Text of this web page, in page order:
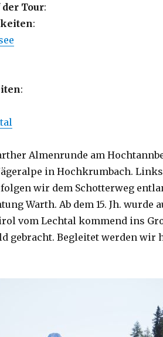
Tour:
:
:
Almenrunde am
in Hochkrumbach.
wir dem Schotterweg
Warth. Ab dem 15. Jh. wurde
vom Lechtal kommend ins
gebracht. Begleitet werden wir